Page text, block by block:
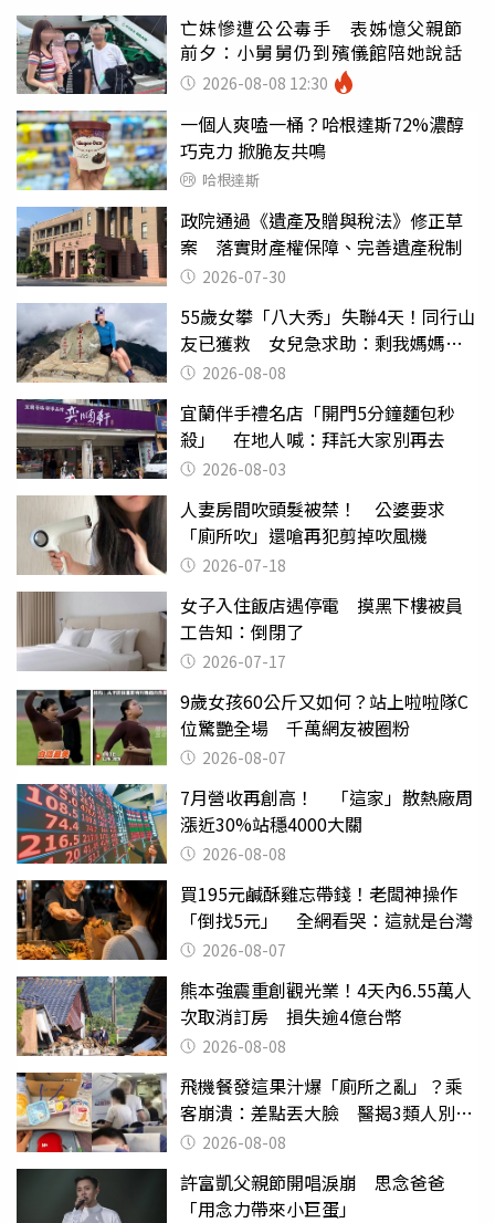
亡妹慘遭公公毒手 表姊憶父親節
前夕：小舅舅仍到殯儀館陪她說話
2026-08-08 12:30
一個人爽嗑一桶？哈根達斯72%濃醇
巧克力 掀脆友共鳴
哈根達斯
政院通過《遺產及贈與稅法》修正草
案 落實財產權保障、完善遺產稅制
2026-07-30
55歲女攀「八大秀」失聯4天！同行山
友已獲救 女兒急求助：剩我媽媽還
沒找到
2026-08-08
宜蘭伴手禮名店「開門5分鐘麵包秒
殺」 在地人喊：拜託大家別再去
2026-08-03
人妻房間吹頭髮被禁！ 公婆要求
「廁所吹」還嗆再犯剪掉吹風機
2026-07-18
女子入住飯店遇停電 摸黑下樓被員
工告知：倒閉了
2026-07-17
9歲女孩60公斤又如何？站上啦啦隊C
位驚艷全場 千萬網友被圈粉
2026-08-07
7月營收再創高！ 「這家」散熱廠周
漲近30%站穩4000大關
2026-08-08
買195元鹹酥雞忘帶錢！老闆神操作
「倒找5元」 全網看哭：這就是台灣
2026-08-07
熊本強震重創觀光業！4天內6.55萬人
次取消訂房 損失逾4億台幣
2026-08-08
飛機餐發這果汁爆「廁所之亂」？乘
客崩潰：差點丟大臉 醫揭3類人別亂
喝 2026-08-08
許富凱父親節開唱淚崩 思念爸爸
「用念力帶來小巨蛋」